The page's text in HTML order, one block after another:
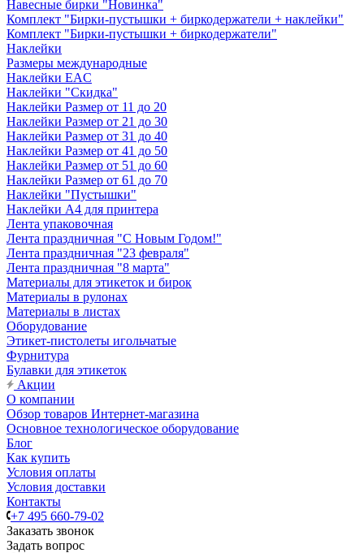
Навесные бирки "Новинка"
Комплект "Бирки-пустышки + биркодержатели + наклейки"
Комплект "Бирки-пустышки + биркодержатели"
Наклейки
Размеры международные
Наклейки EAC
Наклейки "Скидка"
Наклейки Размер от 11 до 20
Наклейки Размер от 21 до 30
Наклейки Размер от 31 до 40
Наклейки Размер от 41 до 50
Наклейки Размер от 51 до 60
Наклейки Размер от 61 до 70
Наклейки "Пустышки"
Наклейки А4 для принтера
Лента упаковочная
Лента праздничная "С Новым Годом!"
Лента праздничная "23 февраля"
Лента праздничная "8 марта"
Материалы для этикеток и бирок
Материалы в рулонах
Материалы в листах
Оборудование
Этикет-пистолеты игольчатые
Фурнитура
Булавки для этикеток
Акции
О компании
Обзор товаров Интернет-магазина
Основное технологическое оборудование
Блог
Как купить
Условия оплаты
Условия доставки
Контакты
+7 495 660-79-02
Заказать звонок
Задать вопрос